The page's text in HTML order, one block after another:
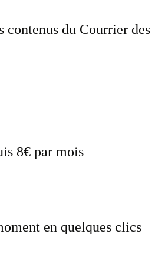
contenus du Courrier des
8€ par mois
en quelques clics